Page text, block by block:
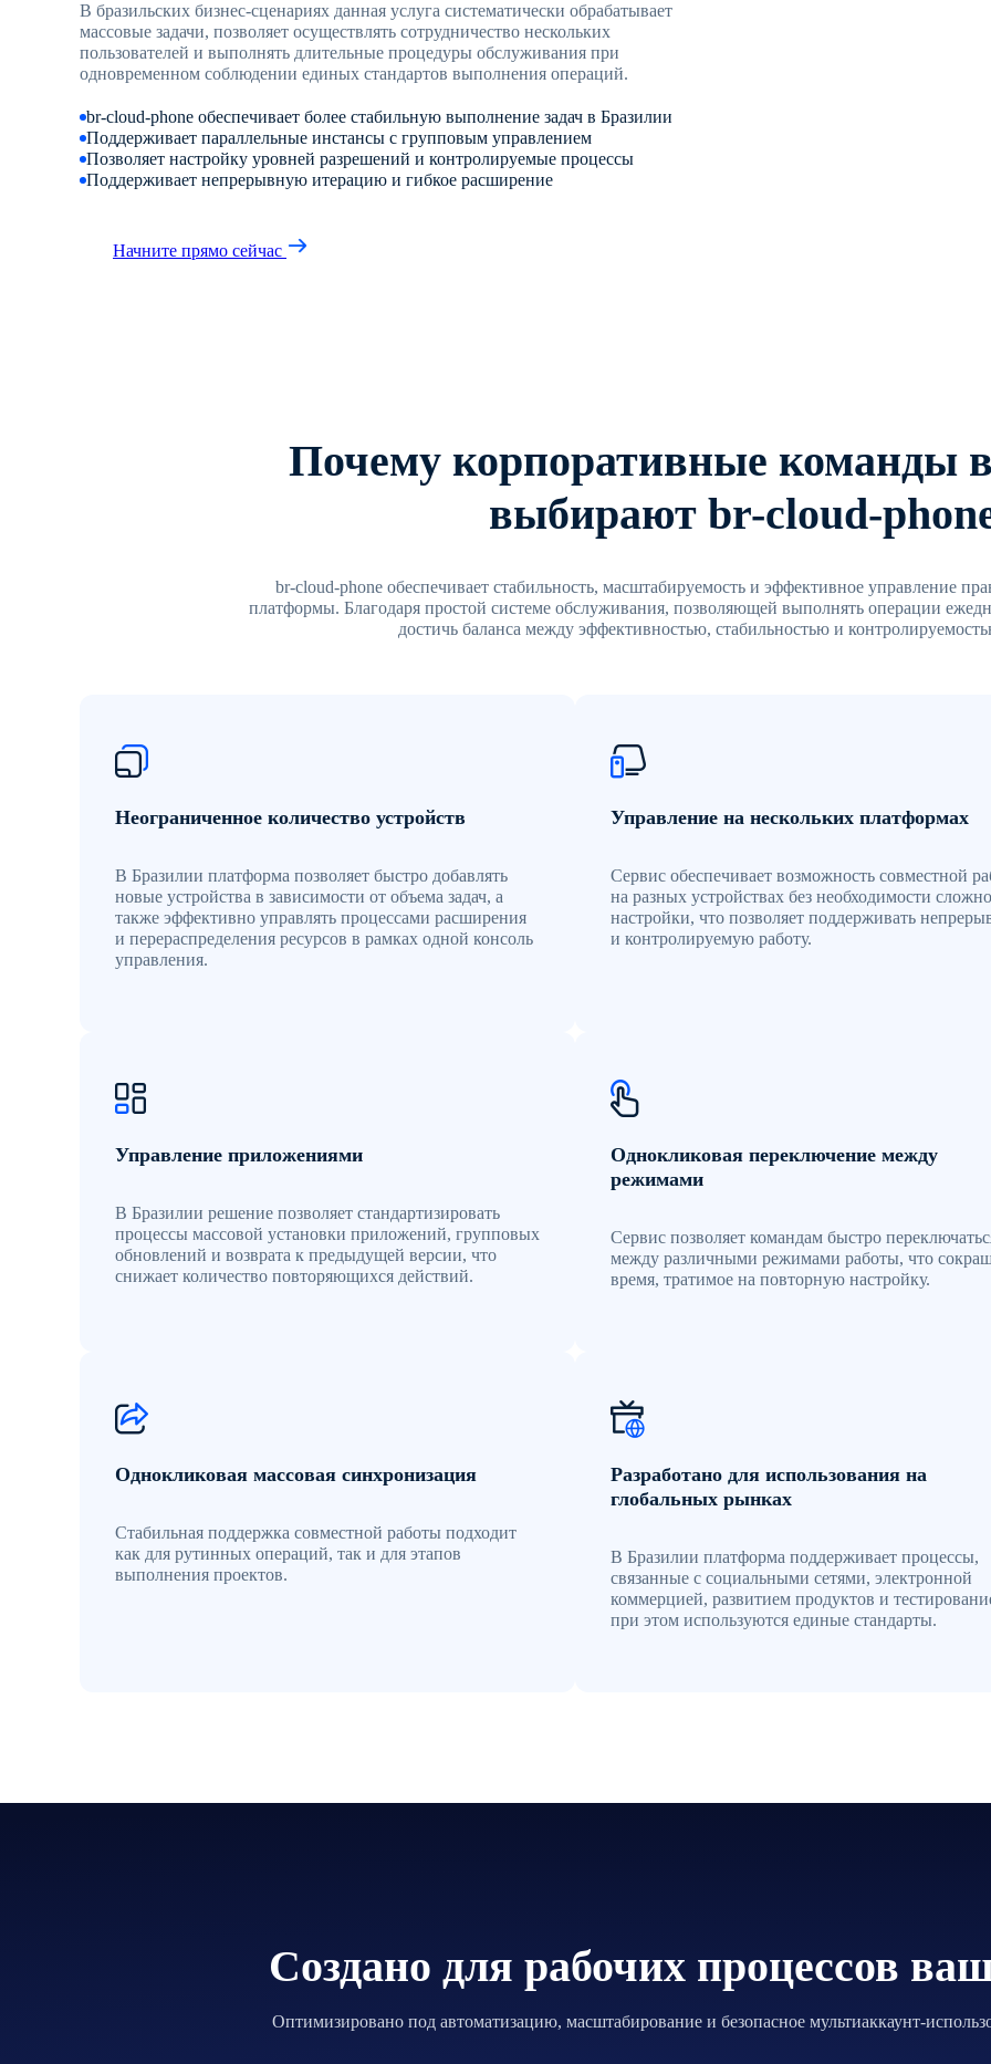
В бразильских бизнес-сценариях данная услуга систематически обрабатывает
массовые задачи, позволяет осуществлять сотрудничество нескольких
пользователей и выполнять длительные процедуры обслуживания при
одновременном соблюдении единых стандартов выполнения операций.
br-cloud-phone обеспечивает более стабильную выполнение задач в Бразилии
Поддерживает параллельные инстансы с групповым управлением
Позволяет настройку уровней разрешений и контролируемые процессы
Поддерживает непрерывную итерацию и гибкое расширение
Начните прямо сейчас
Почему корпоративные команды
выбирают br-cloud-
br-cloud-phone обеспечивает стабильность, масштабируемость и эффективное управление
платформы. Благодаря простой системе обслуживания, позволяющей выполнять операции
достичь баланса между эффективностью, стабильностью и
Неограниченное количество устройств
В Бразилии платформа позволяет быстро добавлять
новые устройства в зависимости от объема задач, а
также эффективно управлять процессами расширения
и перераспределения ресурсов в рамках одной консоль
управления.
Управление на нескольких платформах
Сервис обеспечивает возможность совместной
на разных устройствах без необходимости
настройки, что позволяет поддерживать
и контролируемую работу.
Управление приложениями
В Бразилии решение позволяет стандартизировать
процессы массовой установки приложений, групповых
обновлений и возврата к предыдущей версии, что
снижает количество повторяющихся действий.
Однокликовая переключение между
режимами
Сервис позволяет командам быстро
между различными режимами работы, что
время, тратимое на повторную настройку.
Однокликовая массовая синхронизация
Стабильная поддержка совместной работы подходит
как для рутинных операций, так и для этапов
выполнения проектов.
Разработано для использования на
глобальных рынках
В Бразилии платформа поддерживает процессы,
связанные с социальными сетями, электронной
коммерцией, развитием продуктов и
при этом используются единые стандарты.
Создано для рабочих процессов
Оптимизировано под автоматизацию, масштабирование и безопасное мультиаккаунт-